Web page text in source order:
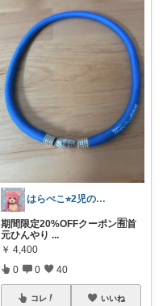
はらぺこ⭐︎2児のママ
期間限定20%OFFクーポン🈶首
元ひんやり ...
￥ 4,400
0 0 40
コレ いいね